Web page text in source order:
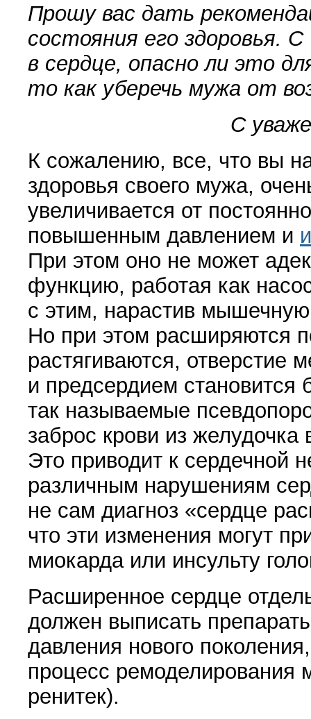
Прошу вас дать
состояния его здоровья.
в сердце, опасно ли это
то как уберечь мужа от
С
К сожалению, все, что вы
здоровья своего мужа,
увеличивается от
повышенным давлением и
При этом оно не может
функцию, работая как
с этим, нарастив
Но при этом расширяются
растягиваются, отверстие
и предсердием становится
так называемые
заброс крови из желудочка
Это приводит к сердечной
различным нарушениям
не сам диагноз «сердце
что эти изменения могут
миокарда или инсульту
Расширенное сердце
должен выписать
давления нового
процесс ремоделирования
ренитек).